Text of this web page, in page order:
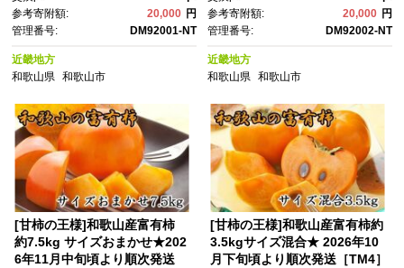
参考寄附額:
20,000 円
管理番号:
DM92001-NT
近畿地方
和歌山県
和歌山市
参考寄附額:
20,000 円
管理番号:
DM92002-NT
近畿地方
和歌山県 和歌山市
[甘柿の王様]和歌山産富有柿
約7.5kg サイズおまかせ★202
6年11月中旬頃より順次発送
[甘柿の王様]和歌山産富有柿約
3.5kgサイズ混合★ 2026年10
月下旬頃より順次発送［TM4］